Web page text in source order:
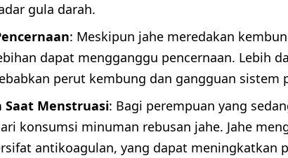
gula darah.
: Meskipun jahe meredakan
dapat mengganggu pencernaan. Lebih
perut kembung dan gangguan sistem
Saat Menstruasi: Bagi perempuan yang
konsumsi minuman rebusan jahe. Jahe
antikoagulan, yang dapat meningkatkan